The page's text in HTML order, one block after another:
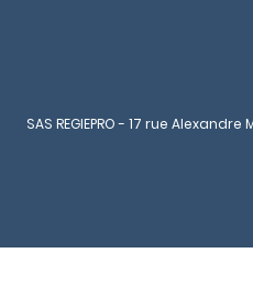
SAS REGIEPRO - 17 rue